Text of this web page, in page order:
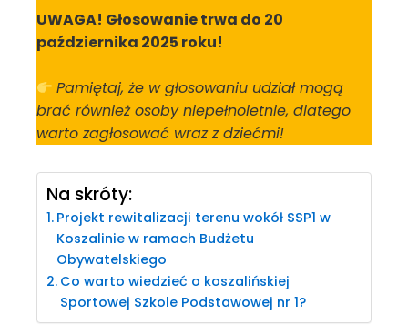
UWAGA! Głosowanie trwa do 20
października 2025 roku!
Pamiętaj, że w głosowaniu udział mogą
brać również osoby niepełnoletnie, dlatego
warto zagłosować wraz z dziećmi!
Na skróty:
Projekt rewitalizacji terenu wokół SSP1 w
Koszalinie w ramach Budżetu
Obywatelskiego
Co warto wiedzieć o koszalińskiej
Sportowej Szkole Podstawowej nr 1?